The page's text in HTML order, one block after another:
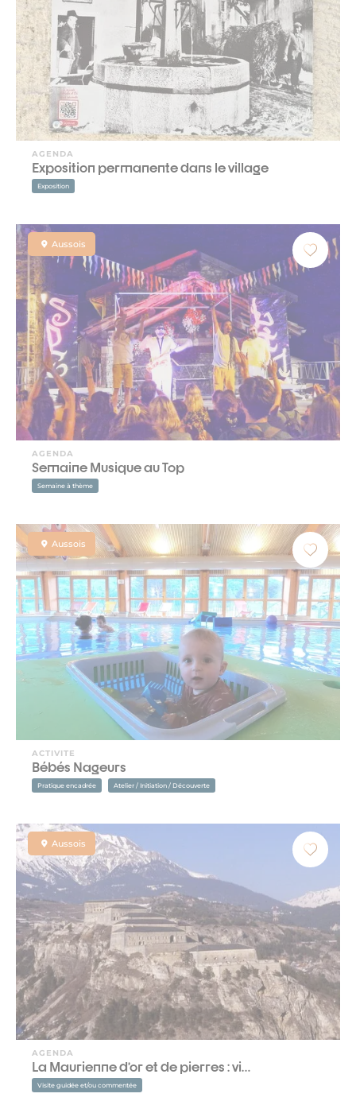
AGENDA
Exposition permanente dans le village
Exposition
Aussois
AGENDA
Semaine Musique au Top
Semaine à thème
Aussois
ACTIVITE
Bébés Nageurs
Pratique encadrée Atelier / Initiation / Découverte
Aussois
AGENDA
La Maurienne d’or et de pierres : vi…
Visite guidée et/ou commentée